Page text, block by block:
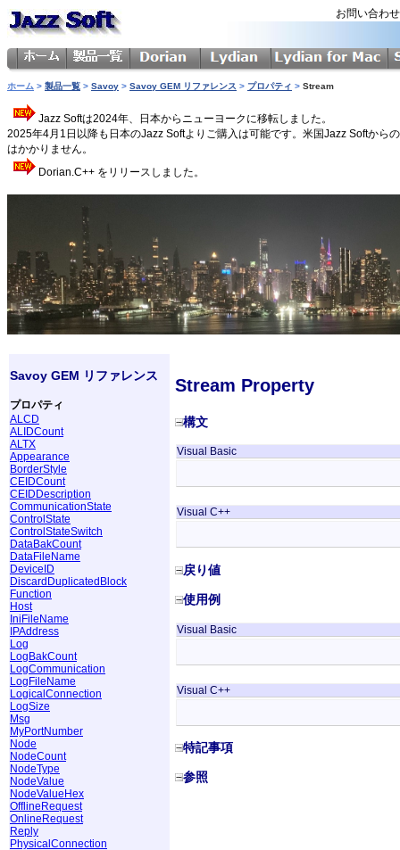
お問い合わ
ホーム > 製品一覧 > Savoy > Savoy GEM リファレンス > プロパティ > Stream
Jazz Softは2024年、日本からニューヨークに移転しました。
2025年4月1日以降も日本のJazz Softよりご購入は可能です。米国Jazz Softから
はかかりません。
Dorian.C++ をリリースしました。
Savoy GEM リファレンス
プロパティ
ALCD
ALIDCount
ALTX
Appearance
BorderStyle
CEIDCount
CEIDDescription
CommunicationState
ControlState
ControlStateSwitch
DataBakCount
DataFileName
DeviceID
DiscardDuplicatedBlock
Function
Host
IniFileName
IPAddress
Log
LogBakCount
LogCommunication
LogFileName
LogicalConnection
LogSize
Msg
MyPortNumber
Node
NodeCount
NodeType
NodeValue
NodeValueHex
OfflineRequest
OnlineRequest
Reply
PhysicalConnection
Stream Property
構文
Visual Basic
Visual C++
戻り値
使用例
Visual Basic
Visual C++
特記事項
参照